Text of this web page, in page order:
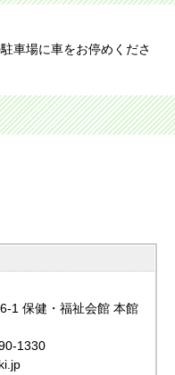
車場に車をお停めくださ
1 保健・福祉会館 本館
1330